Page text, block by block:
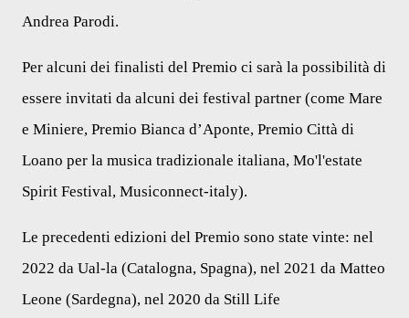
Andrea Parodi.
Per alcuni dei finalisti del Premio ci sarà la possibilità di
essere invitati da alcuni dei festival partner (come Mare
e Miniere, Premio Bianca d’Aponte, Premio Città di
Loano per la musica tradizionale italiana, Mo'l'estate
Spirit Festival, Musiconnect-italy).
Le precedenti edizioni del Premio sono state vinte: nel
2022 da Ual-la (Catalogna, Spagna), nel 2021 da Matteo
Leone (Sardegna), nel 2020 da Still Life